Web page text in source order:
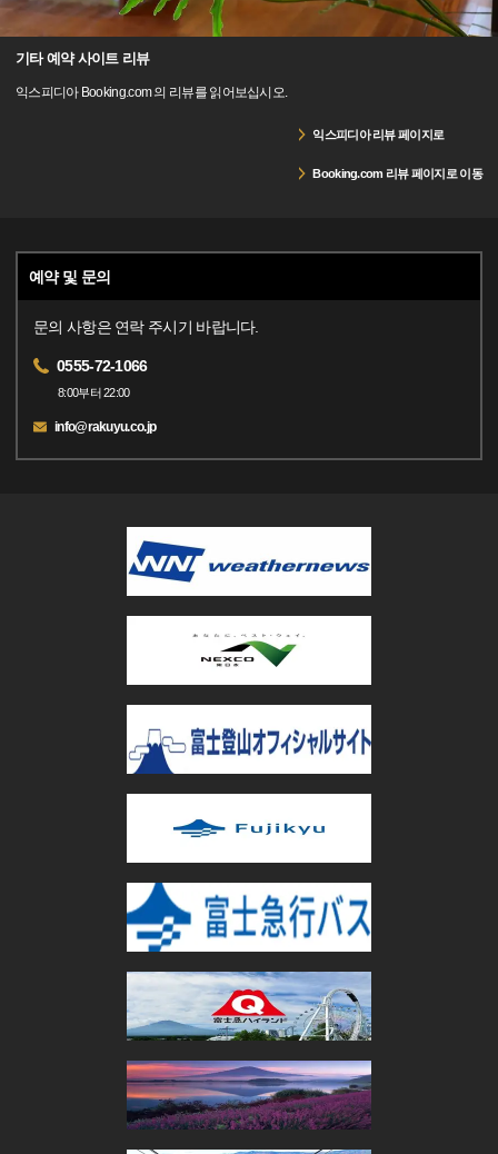
기타 예약 사이트 리뷰
익스피디아 Booking.com 의 리뷰를 읽어보십시오.
익스피디아 리뷰 페이지로
Booking.com 리뷰 페이지로 이동
예약 및 문의
문의 사항은 연락 주시기 바랍니다.
0555-72-1066
8:00부터 22:00
info@rakuyu.co.jp